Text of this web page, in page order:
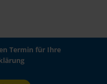
Termin für Ihre